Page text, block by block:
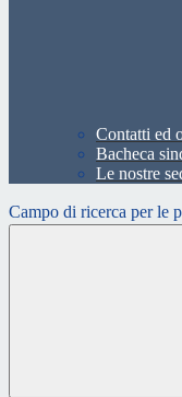
Contatti ed
Bacheca
Le nostre
Campo di ricerca per le